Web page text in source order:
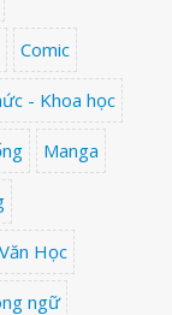
Comic
- Khoa học
Manga
Học
ngữ